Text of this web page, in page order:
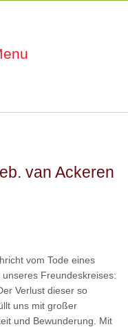
van Ackeren
vom Tode eines
Freundeskreises:
Verlust dieser so
uns mit großer
und Bewunderung. Mit